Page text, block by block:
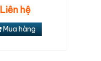
Liên hệ
Mua hàng